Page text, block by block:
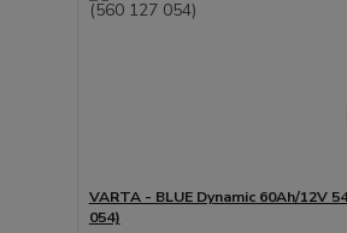
VARTA - BLUE Dynamic 60Ah/12V
054)